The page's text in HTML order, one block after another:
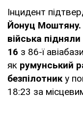
Інцидент
Йонуц Моштяну.
війська
16 з 86-ї
як румунський
безпілотнику
18:23 за